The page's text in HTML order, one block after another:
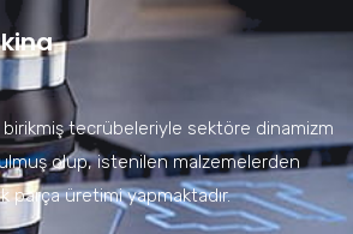
birikmiş tecrübeleriyle sektöre dinamizm
olup, istenilen malzemelerden
parça üretimi yapmaktadır.